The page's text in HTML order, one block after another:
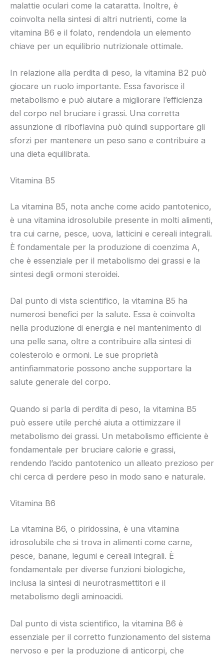
malattie oculari come la cataratta. Inoltre, è
coinvolta nella sintesi di altri nutrienti, come la
vitamina B6 e il folato, rendendola un elemento
chiave per un equilibrio nutrizionale ottimale.
In relazione alla perdita di peso, la vitamina B2 può
giocare un ruolo importante. Essa favorisce il
metabolismo e può aiutare a migliorare l’efficienza
del corpo nel bruciare i grassi. Una corretta
assunzione di riboflavina può quindi supportare gli
sforzi per mantenere un peso sano e contribuire a
una dieta equilibrata.
Vitamina B5
La vitamina B5, nota anche come acido pantotenico,
è una vitamina idrosolubile presente in molti alimenti,
tra cui carne, pesce, uova, latticini e cereali integrali.
È fondamentale per la produzione di coenzima A,
che è essenziale per il metabolismo dei grassi e la
sintesi degli ormoni steroidei.
Dal punto di vista scientifico, la vitamina B5 ha
numerosi benefici per la salute. Essa è coinvolta
nella produzione di energia e nel mantenimento di
una pelle sana, oltre a contribuire alla sintesi di
colesterolo e ormoni. Le sue proprietà
antinfiammatorie possono anche supportare la
salute generale del corpo.
Quando si parla di perdita di peso, la vitamina B5
può essere utile perché aiuta a ottimizzare il
metabolismo dei grassi. Un metabolismo efficiente è
fondamentale per bruciare calorie e grassi,
rendendo l’acido pantotenico un alleato prezioso per
chi cerca di perdere peso in modo sano e naturale.
Vitamina B6
La vitamina B6, o piridossina, è una vitamina
idrosolubile che si trova in alimenti come carne,
pesce, banane, legumi e cereali integrali. È
fondamentale per diverse funzioni biologiche,
inclusa la sintesi di neurotrasmettitori e il
metabolismo degli aminoacidi.
Dal punto di vista scientifico, la vitamina B6 è
essenziale per il corretto funzionamento del sistema
nervoso e per la produzione di anticorpi, che